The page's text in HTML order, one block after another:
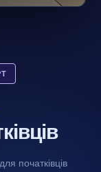
початківців